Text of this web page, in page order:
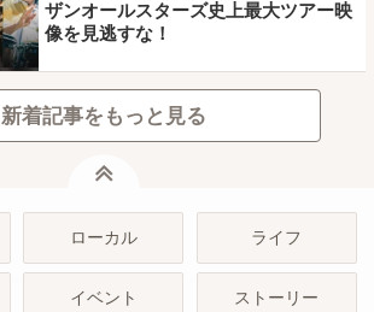
ザンオールスターズ史上最大ツアー映
像を見逃すな！
新着記事をもっと見る
ローカル ライフ
イベント ストーリー